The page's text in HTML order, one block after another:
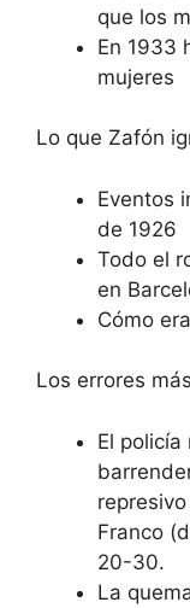
que los
En 1933
mujeres
Lo que Zafón
Eventos
de 1926
Todo el
en
Cómo
Los errores
El
Franco
20-30.
La